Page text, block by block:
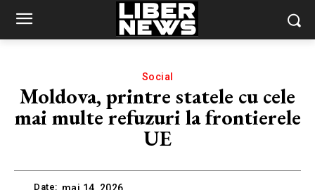
Social
Moldova, printre statele cu cele
mai multe refuzuri la frontierele
UE
Date: